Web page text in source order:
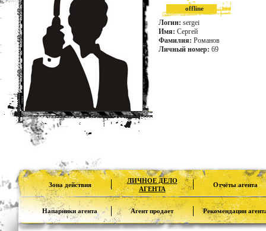
offline
Логин: sergei
Имя: Сергей
Фамилия: Романов
Личный номер: 69
Зона действия
ЛИЧНОЕ ДЕЛО
АГЕНТА
Отчёты агента
Напарники агента Агент продает Рекомендации